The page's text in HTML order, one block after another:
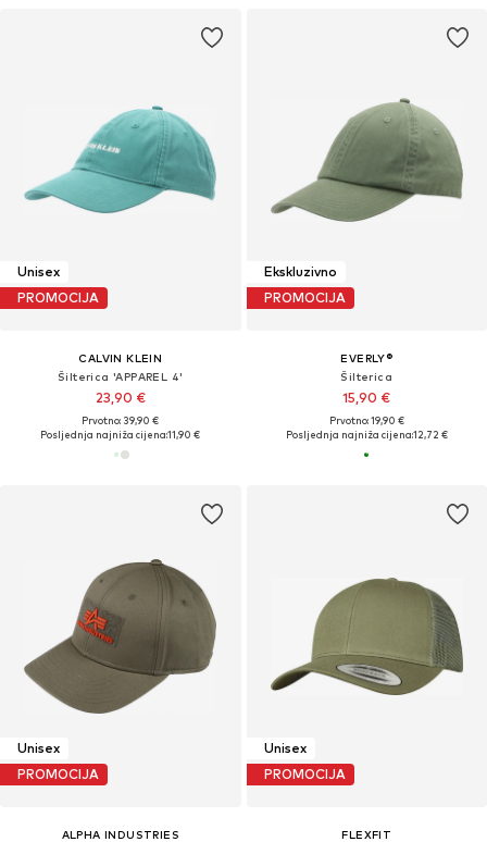
Unisex
PROMOCIJA
CALVIN KLEIN
Šilterica 'APPAREL 4'
23,90 €
Prvotno: 39,90 €
Posljednja najniža cijena:11,90 €
Ekskluzivno
PROMOCIJA
EVERLY®
Šilterica
15,90 €
Prvotno: 19,90 €
Posljednja najniža cijena:12,72 €
Unisex
PROMOCIJA
ALPHA INDUSTRIES
Unisex
PROMOCIJA
FLEXFIT